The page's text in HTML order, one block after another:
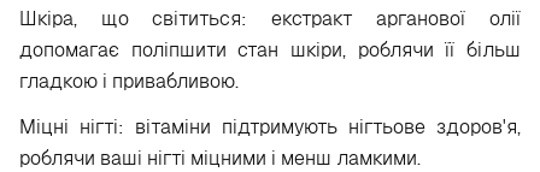
Шкіра, що світиться: екстракт арганової олії
допомагає поліпшити стан шкіри, роблячи її більш
гладкою і привабливою.
Міцні нігті: вітаміни підтримують нігтьове здоров'я,
роблячи ваші нігті міцними і менш ламкими.